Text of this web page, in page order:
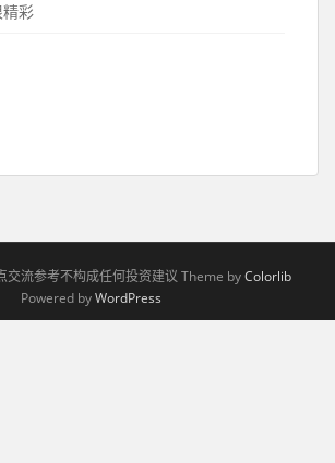
彩
交流参考不构成任何投资建议 Theme byColorlib
Powered byWordPress